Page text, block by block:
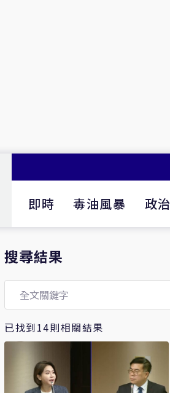
即時 毒油風暴 政治
搜尋結果
已找到14則相關結果